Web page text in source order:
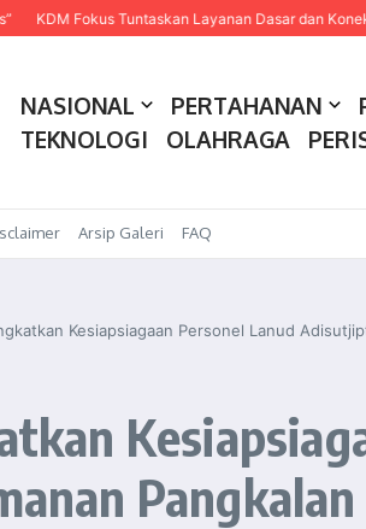
Tuntaskan Layanan Dasar dan Konektivitas
NASIONAL PERTAHANAN
TEKNOLOGI
OLAHRAGA
Arsip Galeri FAQ
Kesiapsiagaan Personel Lanud
Pangkalan